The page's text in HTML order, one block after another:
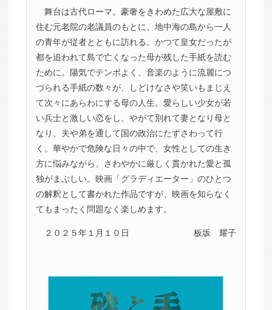
舞台は古代ローマ。豪奢をきわめた広大な屋敷に
住む元老院の老議員のもとに、地中海の島から一人
の青年が従者とともに訪れる。かつて皇女だったが
都を追われて島で亡くなった母が残した手紙を読む
ために。陽気でテンポよく、音楽のように流麗につ
づられる手紙の数々が、しどけなさや笑いもまじえ
て次々にあらわにする母の人生。愛らしい少女が若
い兵士と激しい恋をし、やがて別れて妻となり母と
なり、夫や弟を通して国の政治にたずさわって行
く。華やかで危険な日々の中で、女性としての生き
方に悩みながら、さわやかに厳しく貫かれた愛と孤
独がまぶしい。映画「グラディエーター」のひとつ
の解釈として書かれた作品ですが、映画を知らなく
てもまったく問題なく楽しめます。
２０２５年１月１０日 板坂 耀子